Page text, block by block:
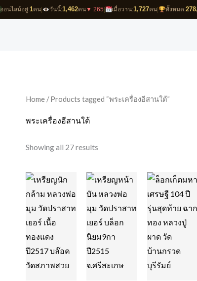
ออนไลน์อยู่:1คน วันนี้:1,462คน▼ 265| เมื่อวาน:1,727คน ทั้งหมด:
Home/ Products tagged “พระเครื่องอีสานใต้”
พระเครื่องอีสานใต้
Showing all 27 results
Sorted